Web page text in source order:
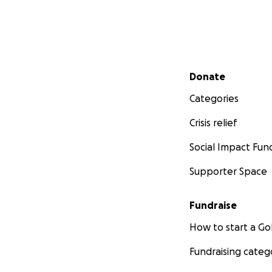
Secondary menu
Donate
Categories
Crisis relief
Social Impact
Supporter Space
Fundraise
How to start a
Fundraising